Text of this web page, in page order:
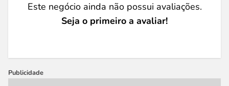
Este negócio ainda não possui avaliações.
Seja o primeiro a avaliar!
Publicidade